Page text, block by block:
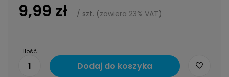
9,99 zł / szt. (zawiera 23% VAT)
Ilość
1 Dodaj do koszyka